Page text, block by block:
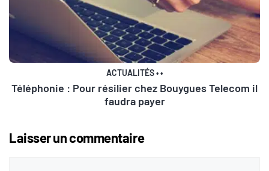
ACTUALITÉS••
Téléphonie : Pour résilier chez Bouygues Telecom il
faudra payer
Laisser un commentaire